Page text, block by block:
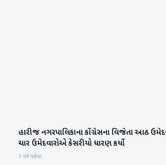
પાટણ
હારીજ નગરપાલિકાના કોંગ્રેસના વિજેતા આઠ
ચાર ઉમેદવારોએ કેસરીયો ધારણ કર્યો
1 વર્ષ પહેલા